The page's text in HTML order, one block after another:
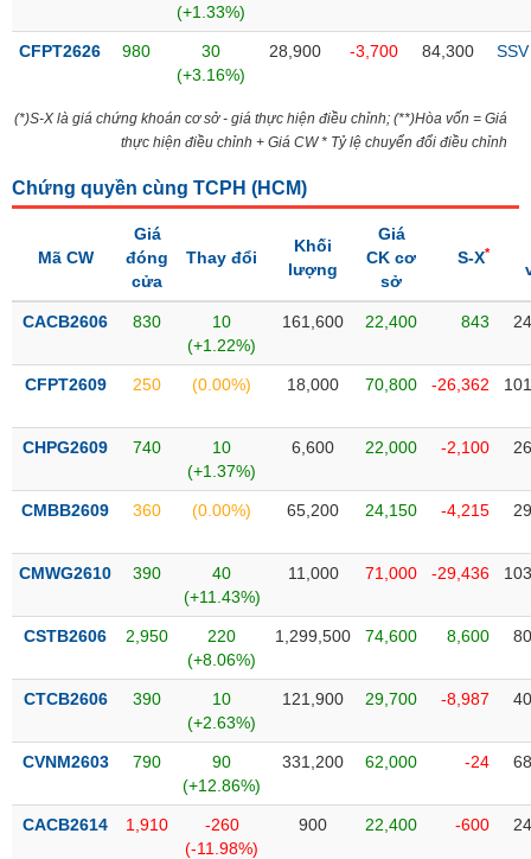
thị
(+1.33%)
CFPT2626 980
30
(+3.16%)
28,900 -3,700 84,300 SSV
(*)S-X là giá chứng khoán cơ sở - giá thực hiện điều chỉnh; (**)Hòa vốn = Giá
thực hiện điều chỉnh + Giá CW * Tỷ lệ chuyển đổi điều chỉnh
Chứng quyền cùng TCPH (HCM)
Mã CW
Giá
đóng
cửa
Thay đổi
Khối
lượng
Giá
CK cơ
sở
S-X*
CACB2606 830
10
(+1.22%)
161,600 22,400 843
CFPT2609 250 (0.00%) 18,000 70,800 -26,362
CHPG2609 740
10
(+1.37%)
6,600 22,000 -2,100
CMBB2609 360 (0.00%) 65,200 24,150 -4,215
CMWG2610 390
40
(+11.43%)
11,000 71,000 -29,436
CSTB2606 2,950
220
(+8.06%)
1,299,500 74,600 8,600
CTCB2606 390
10
(+2.63%)
121,900 29,700 -8,987
CVNM2603 790
90
(+12.86%)
331,200 62,000 -24
CACB2614 1,910
-260
(-11.98%)
900 22,400 -600
DÙNG
YẾU
TIÊU
THIẾT
YẾU
CHĂM
SỨC
TÀI